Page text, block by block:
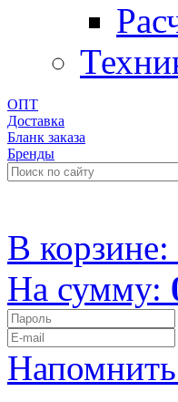
ОПТ
Доставка
Бланк заказа
Бренды
В корзине:
На сумму: